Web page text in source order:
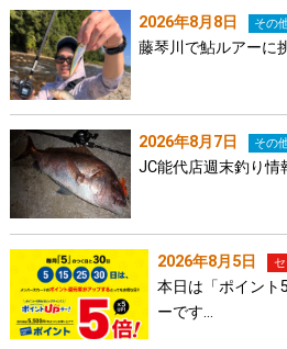
2026年8月8日 その
藤琴川で鮎ルアーに
2026年8月7日 その
JC能代店週末釣り情
2026年8月5日
本日は「ポイント
ーです…